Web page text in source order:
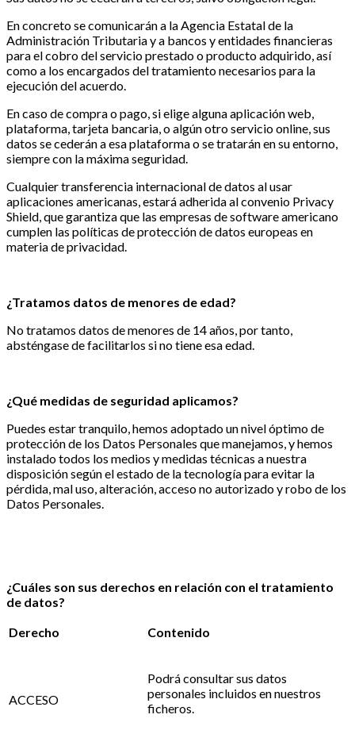
En concreto se comunicarán a la Agencia Estatal de la
Administración Tributaria y a bancos y entidades financieras
para el cobro del servicio prestado o producto adquirido, así
como a los encargados del tratamiento necesarios para la
ejecución del acuerdo.
En caso de compra o pago, si elige alguna aplicación web,
plataforma, tarjeta bancaria, o algún otro servicio online, sus
datos se cederán a esa plataforma o se tratarán en su entorno,
siempre con la máxima seguridad.
Cualquier transferencia internacional de datos al usar
aplicaciones americanas, estará adherida al convenio Privacy
Shield, que garantiza que las empresas de software americano
cumplen las políticas de protección de datos europeas en
materia de privacidad.
¿Tratamos datos de menores de edad?
No tratamos datos de menores de 14 años, por tanto,
absténgase de facilitarlos si no tiene esa edad.
¿Qué medidas de seguridad aplicamos?
Puedes estar tranquilo, hemos adoptado un nivel óptimo de
protección de los Datos Personales que manejamos, y hemos
instalado todos los medios y medidas técnicas a nuestra
disposición según el estado de la tecnología para evitar la
pérdida, mal uso, alteración, acceso no autorizado y robo de los
Datos Personales.
¿Cuáles son sus derechos en relación con el tratamiento
de datos?
Derecho
Contenido
ACCESO
Podrá consultar sus datos
personales incluidos en nuestros
ficheros.